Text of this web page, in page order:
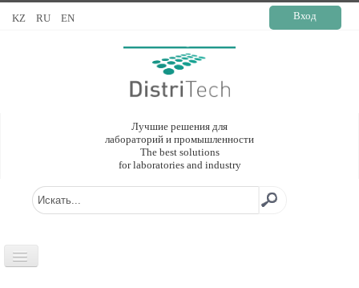
KZ RU EN Вход
Лучшие решения для
лабораторий и промышленности
The best solutions
for laboratories and industry